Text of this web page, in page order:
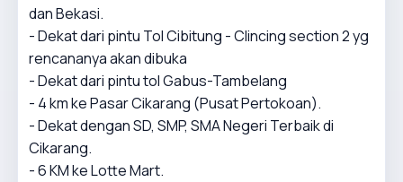
dan Bekasi.
- Dekat dari pintu Tol Cibitung - Clincing section 2 yg
rencananya akan dibuka
- Dekat dari pintu tol Gabus-Tambelang
- 4 km ke Pasar Cikarang (Pusat Pertokoan).
- Dekat dengan SD, SMP, SMA Negeri Terbaik di
Cikarang.
- 6 KM ke Lotte Mart.